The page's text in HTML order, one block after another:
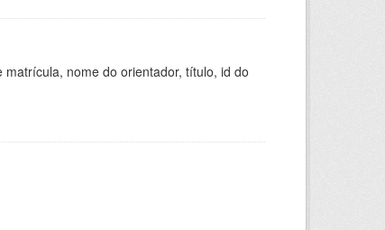
nome do orientador, título, id do